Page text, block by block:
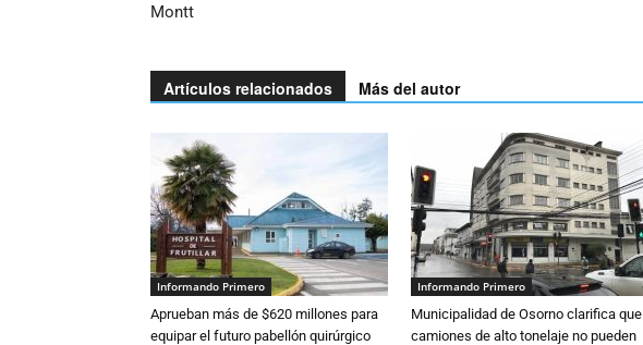
Montt
Artículos relacionados Más del autor
Informando Primero
Aprueban más de $620 millones para
equipar el futuro pabellón quirúrgico
Informando Primero
Municipalidad de Osorno clarifica que
camiones de alto tonelaje no pueden